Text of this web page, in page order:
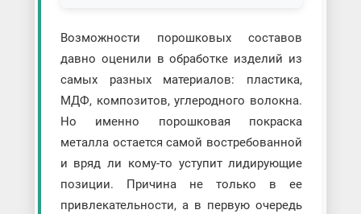
Возможности порошковых составов
давно оценили в обработке изделий из
самых разных материалов: пластика,
МДФ, композитов, углеродного волокна.
Но именно порошковая покраска
металла остается самой востребованной
и вряд ли кому-то уступит лидирующие
позиции. Причина не только в ее
привлекательности, а в первую очередь